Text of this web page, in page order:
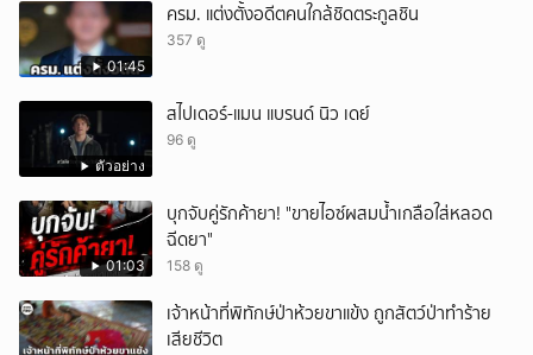
01:45
ครม. แต่งตั้งอดีตคนใกล้ชิดตระกูลชิน
357 ดู
ตัวอย่าง
สไปเดอร์-แมน แบรนด์ นิว เดย์
96 ดู
01:03
บุกจับคู่รักค้ายา! "ขายไอซ์ผสมน้ำเกลือใส่หลอด
ฉีดยา"
158 ดู
เจ้าหน้าที่พิทักษ์ป่าห้วยขาแข้ง ถูกสัตว์ป่าทำร้าย
เสียชีวิต